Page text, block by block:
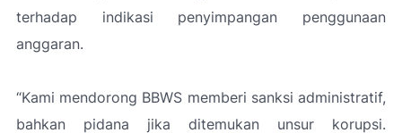
terhadap indikasi penyimpangan penggunaan
anggaran.
“Kami mendorong BBWS memberi sanksi administratif,
bahkan pidana jika ditemukan unsur korupsi.